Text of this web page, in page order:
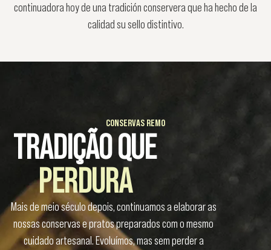
continuadora hoy de una tradición conservera que ha hecho de la
calidad su sello distintivo.
CONSERVAS REMO
TRADIÇÃO QUE
PERDURA
Mais de meio século depois, continuamos a elaborar as
nossas conservas e pratos preparados com o mesmo
cuidado artesanal. Evoluímos, mas sem perder a